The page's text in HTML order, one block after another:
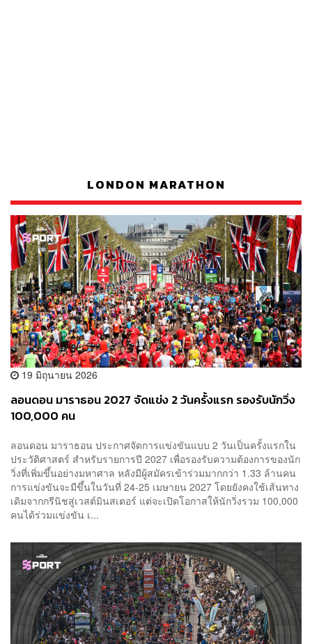
LONDON MARATHON
19 มิถุนายน 2026
ลอนดอน มาราธอน 2027 จัดแข่ง 2 วันครั้งแรก รองรับนักวิ่ง
100,000 คน
ลอนดอน มาราธอน ประกาศจัดการแข่งขันแบบ 2 วันเป็นครั้งแรกใน
ประวัติศาสตร์ สำหรับรายการปี 2027 เพื่อรองรับความต้องการของนัก
วิ่งที่เพิ่มขึ้นอย่างมหาศาล หลังมีผู้สมัครเข้าร่วมมากกว่า 1.33 ล้านคน
การแข่งขันจะมีขึ้นในวันที่ 24-25 เมษายน 2027 โดยยังคงใช้เส้นทาง
เดิมจากกรีนิชสู่เวสต์มินสเตอร์ แต่จะเปิดโอกาสให้นักวิ่งรวม 100,000
คนได้ร่วมแข่งขัน เ...